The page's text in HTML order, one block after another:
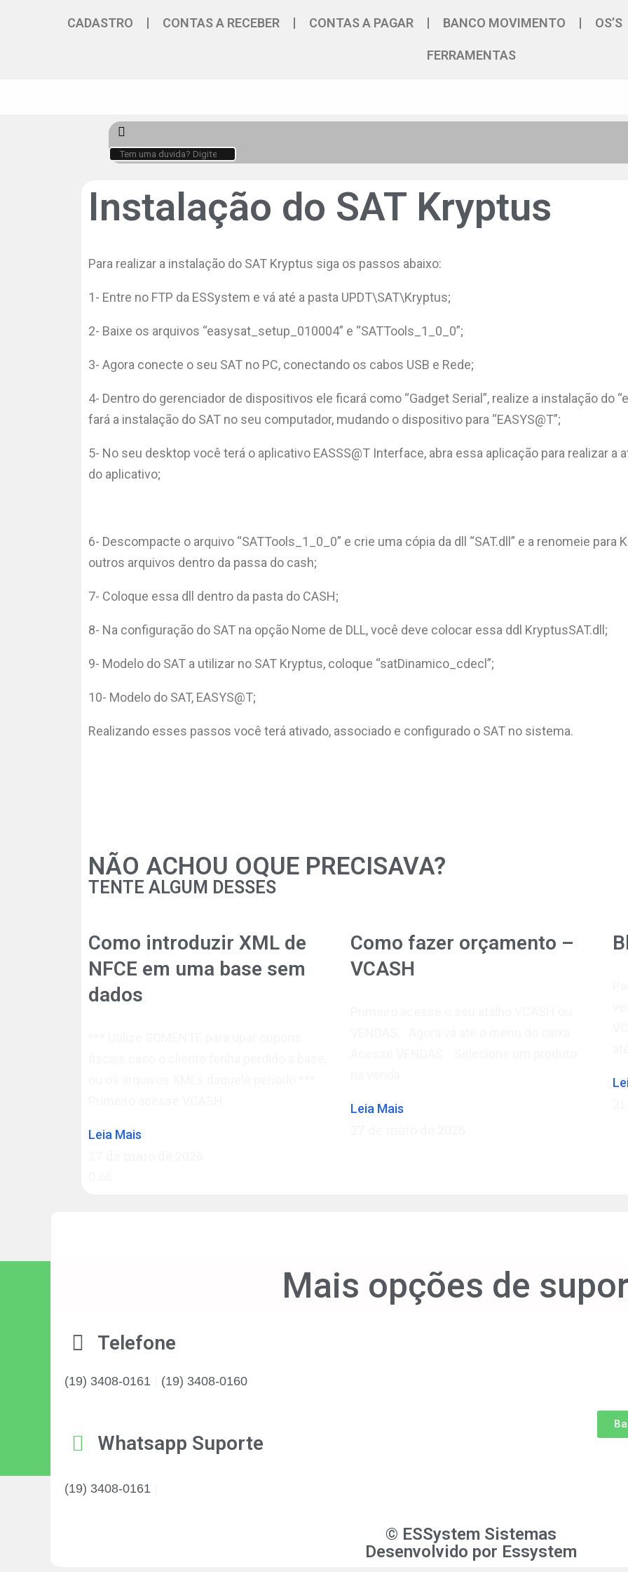
CADASTRO CONTAS A RECEBER CONTAS A PAGAR BANCO MOVIMENTO OS’S
FERRAMENTAS
Instalação do SAT Kryptus
Para realizar a instalação do SAT Kryptus siga os passos abaixo:
1- Entre no FTP da ESSystem e vá até a pasta UPDT\SAT\Kryptus;
2- Baixe os arquivos “easysat_setup_010004” e “SATTools_1_0_0”;
3- Agora conecte o seu SAT no PC, conectando os cabos USB e Rede;
4- Dentro do gerenciador de dispositivos ele ficará como “Gadget Serial”, realize a instalação do
fará a instalação do SAT no seu computador, mudando o dispositivo para “EASYS@T”;
5- No seu desktop você terá o aplicativo EASSS@T Interface, abra essa aplicação para realizar a
do aplicativo;
6- Descompacte o arquivo “SATTools_1_0_0” e crie uma cópia da dll “SAT.dll” e a renomeie
outros arquivos dentro da passa do cash;
7- Coloque essa dll dentro da pasta do CASH;
8- Na configuração do SAT na opção Nome de DLL, você deve colocar essa ddl KryptusSAT.dll;
9- Modelo do SAT a utilizar no SAT Kryptus, coloque “satDinamico_cdecl”;
10- Modelo do SAT, EASYS@T;
Realizando esses passos você terá ativado, associado e configurado o SAT no sistema.
NÃO ACHOU OQUE PRECISAVA?
TENTE ALGUM DESSES
Como introduzir XML de
NFCE em uma base sem
dados
Leia Mais
Como fazer orçamento –
VCASH
Leia Mais
Mais opções de
Telefone
(19) 3408-0161 (19) 3408-0160
Whatsapp Suporte
(19) 3408-0161
© ESSystem Sistemas
Desenvolvido por Essystem